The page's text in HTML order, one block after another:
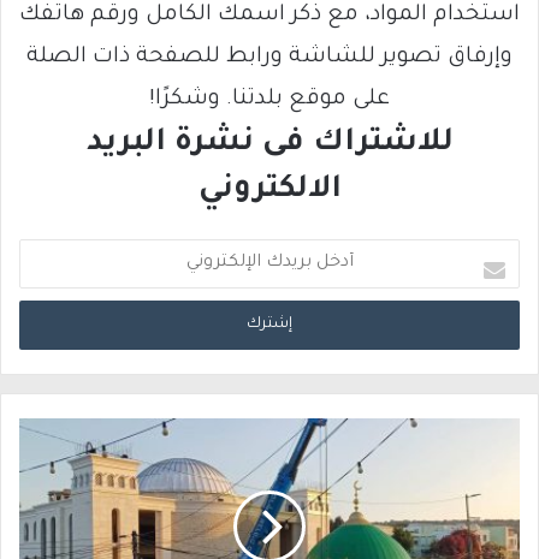
استخدام المواد، مع ذكر اسمك الكامل ورقم هاتفك
وإرفاق تصوير للشاشة ورابط للصفحة ذات الصلة
على موقع بلدتنا. وشكرًا!
للاشتراك فى نشرة البريد
الالكتروني
د
خ
د